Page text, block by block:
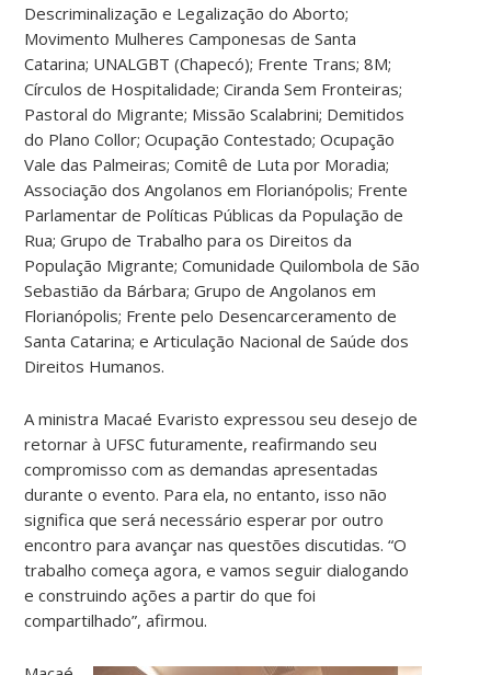
Descriminalização e Legalização do Aborto;
Movimento Mulheres Camponesas de Santa
Catarina; UNALGBT (Chapecó); Frente Trans; 8M;
Círculos de Hospitalidade; Ciranda Sem Fronteiras;
Pastoral do Migrante; Missão Scalabrini; Demitidos
do Plano Collor; Ocupação Contestado; Ocupação
Vale das Palmeiras; Comitê de Luta por Moradia;
Associação dos Angolanos em Florianópolis; Frente
Parlamentar de Políticas Públicas da População de
Rua; Grupo de Trabalho para os Direitos da
População Migrante; Comunidade Quilombola de São
Sebastião da Bárbara; Grupo de Angolanos em
Florianópolis; Frente pelo Desencarceramento de
Santa Catarina; e Articulação Nacional de Saúde dos
Direitos Humanos.
A ministra Macaé Evaristo expressou seu desejo de
retornar à UFSC futuramente, reafirmando seu
compromisso com as demandas apresentadas
durante o evento. Para ela, no entanto, isso não
significa que será necessário esperar por outro
encontro para avançar nas questões discutidas. “O
trabalho começa agora, e vamos seguir dialogando
e construindo ações a partir do que foi
compartilhado”, afirmou.